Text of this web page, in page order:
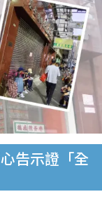
告示證「全